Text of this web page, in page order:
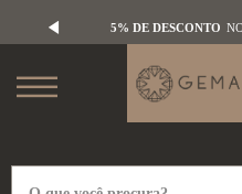
5% DE DESCONTO